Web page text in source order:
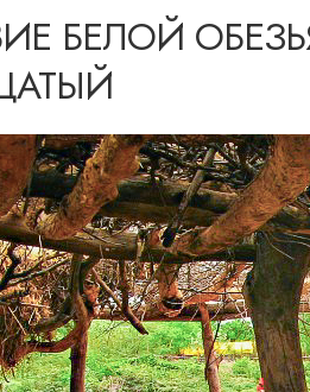
БЕЛОЙ